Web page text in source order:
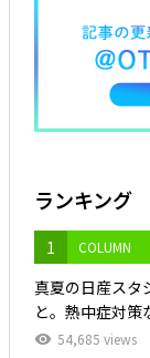
ランキング
1 COLUMN
真夏の日産スタ
と。熱中症対策
54,685 views